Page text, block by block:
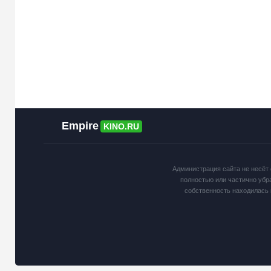
Empire KINO.RU
Администрация сайта не
полностью или частично
собственность